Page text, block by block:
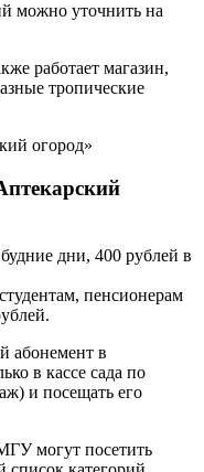
можно уточнить на
работает магазин,
тропические
дни, 400 рублей в
пенсионерам
абонемент в
в кассе сада по
и посещать его
могут посетить